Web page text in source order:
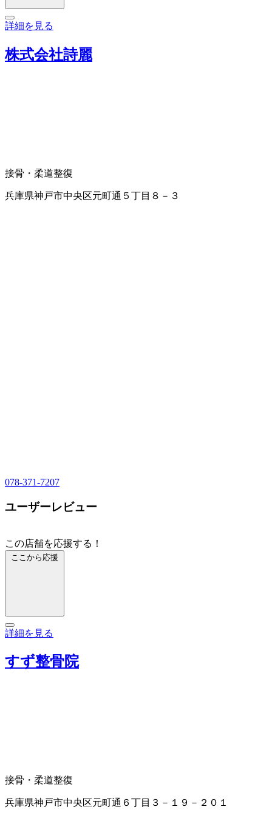
詳細を見る
株式会社詩麗
接骨・柔道整復
兵庫県神戸市中央区元町通５丁目８－３
078-371-7207
ユーザーレビュー
この店舗を応援する！
ここから応援
詳細を見る
すず整骨院
接骨・柔道整復
兵庫県神戸市中央区元町通６丁目３－１９－２０１